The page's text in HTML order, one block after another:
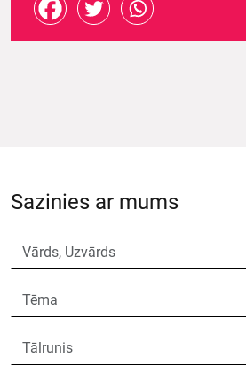
Sazinies ar mums